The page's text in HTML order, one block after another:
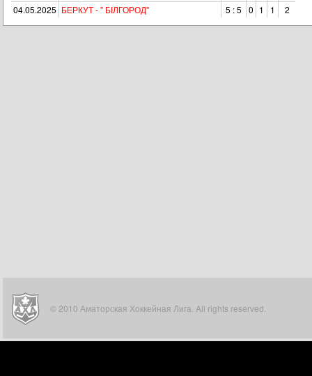
04.05.2025 БЕРКУТ - " БІЛГОРОД" 5 : 5 0 1 1 2
© 2010 Аматорская Хоккейная Лига. All rights reserved.